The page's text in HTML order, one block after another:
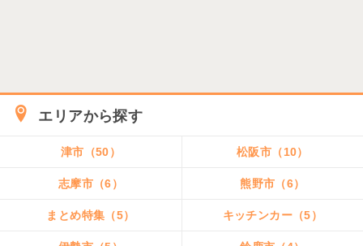
エリアから探す
津市（50） 松阪市（10）
志摩市（6） 熊野市（6）
まとめ特集（5） キッチンカー（5）